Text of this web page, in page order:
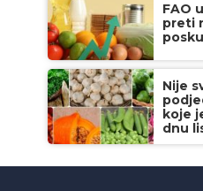
FAO
preti
Nije
koje
dnu